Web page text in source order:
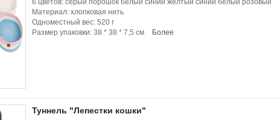
6 цветов: серый порошок белый синий желтый синий белый розовый
Материал: хлопковая нить
Одноместный вес: 520 г
Размер упаковки: 38 * 38 * 7,5 см
Более
Туннель "Лепестки кошки"